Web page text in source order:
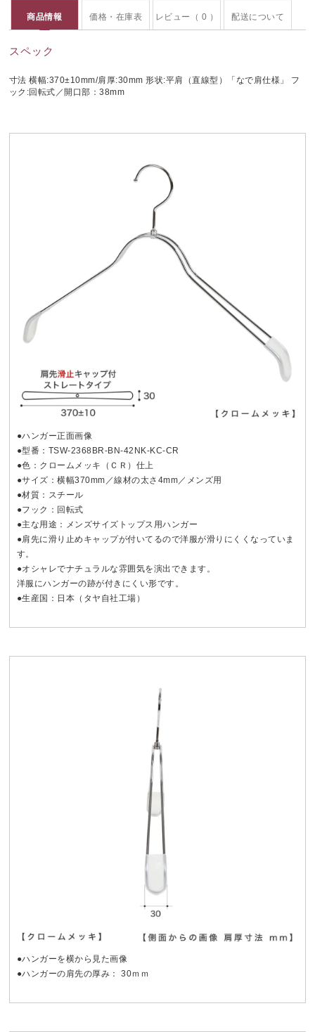
商品情報 価格・在庫表 レビュー（ 0 ） 配送について
スペック
寸法 横幅:370±10mm/肩厚:30mm 形状:平肩（直線型）「なで肩仕様」 フ
ック:回転式／開口部：38mm
●ハンガー正面画像
●型番：TSW-2368BR-BN-42NK-KC-CR
●色：クロームメッキ（ＣＲ）仕上
●サイズ：横幅370mm／線材の太さ4mm／メンズ用
●材質：スチール
●フック：回転式
●主な用途：メンズサイズトップス用ハンガー
●肩先に滑り止めキャップが付いてるので洋服が滑りにくくなっていま
す。
●オシャレでナチュラルな雰囲気を演出できます。
洋服にハンガーの跡が付きにくい形です。
●生産国：日本（タヤ自社工場）
●ハンガーを横から見た画像
●ハンガーの肩先の厚み： 30ｍｍ